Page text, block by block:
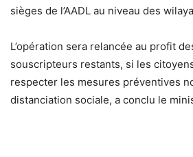
sièges de l’AADL au niveau des
L’opération sera relancée au profit
souscripteurs restants, si les
respecter les mesures préventives
distanciation sociale, a conclu le